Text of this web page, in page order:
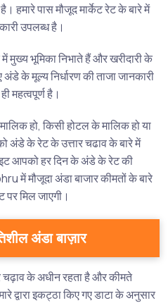
हमारे पास मौजूद मार्केट रेट के बारे में
उपलब्ध है।
भूमिका निभाते हैं और खरीदारी के
अंडे के मूल्य निर्धारण की ताजा जानकारी
महत्वपूर्ण है।
हो, किसी होटल के मालिक हो या
अंडे के रेट के उत्तार चढाव के बारे में
आपको हर दिन के अंडे के रेट की
में मौजूदा अंडा बाजार कीमतों के बारे
पर मिल जाएगी।
अंडा बाज़ार
चढ़ाव के अधीन रहता है और कीमते
द्वारा इकट्ठा किए गए डाटा के अनुसार